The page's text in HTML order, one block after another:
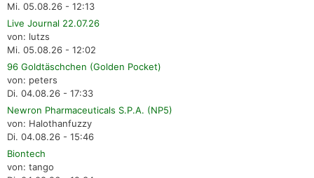
Mi. 05.08.26 - 12:13
Live Journal 22.07.26
von: lutzs
Mi. 05.08.26 - 12:02
96 Goldtäschchen (Golden Pocket)
von: peters
Di. 04.08.26 - 17:33
Newron Pharmaceuticals S.P.A. (NP5)
von: Halothanfuzzy
Di. 04.08.26 - 15:46
Biontech
von: tango